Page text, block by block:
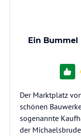
Ein
Der Marktplatz
schönen
sogenannte
der